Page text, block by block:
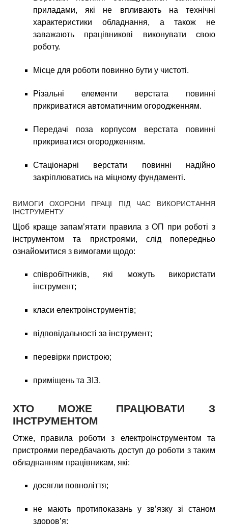
приладами, які не впливають на технічні
характеристики обладнання, а також не
заважають працівникові виконувати свою
роботу.
Місце для роботи повинно бути у чистоті.
Різальні елементи верстата повинні
прикриватися автоматичним огородженням.
Передачі поза корпусом верстата повинні
прикриватися огородженням.
Стаціонарні верстати повинні надійно
закріплюватись на міцному фундаменті.
ВИМОГИ ОХОРОНИ ПРАЦІ ПІД ЧАС ВИКОРИСТАННЯ
ІНСТРУМЕНТУ
Щоб краще запам’ятати правила з ОП при роботі з
інструментом та пристроями, слід попередньо
ознайомитися з вимогами щодо:
співробітників, які можуть використати
інструмент;
класи електроінструментів;
відповідальності за інструмент;
перевірки пристрою;
приміщень та ЗІЗ.
ХТО МОЖЕ ПРАЦЮВАТИ З
ІНСТРУМЕНТОМ
Отже, правила роботи з електроінструментом та
пристроями передбачають доступ до роботи з таким
обладнанням працівникам, які:
досягли повноліття;
не мають протипоказань у зв’язку зі станом
здоров’я;